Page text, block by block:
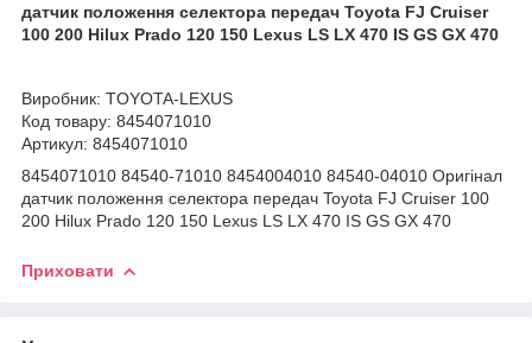
датчик положення селектора передач Toyota FJ Cruiser
100 200 Hilux Prado 120 150 Lexus LS LX 470 IS GS GX 470
Виробник: TOYOTA-LEXUS
Код товару: 8454071010
Артикул: 8454071010
8454071010 84540-71010 8454004010 84540-04010 Оригінал
датчик положення селектора передач Toyota FJ Cruiser 100
200 Hilux Prado 120 150 Lexus LS LX 470 IS GS GX 470
Приховати